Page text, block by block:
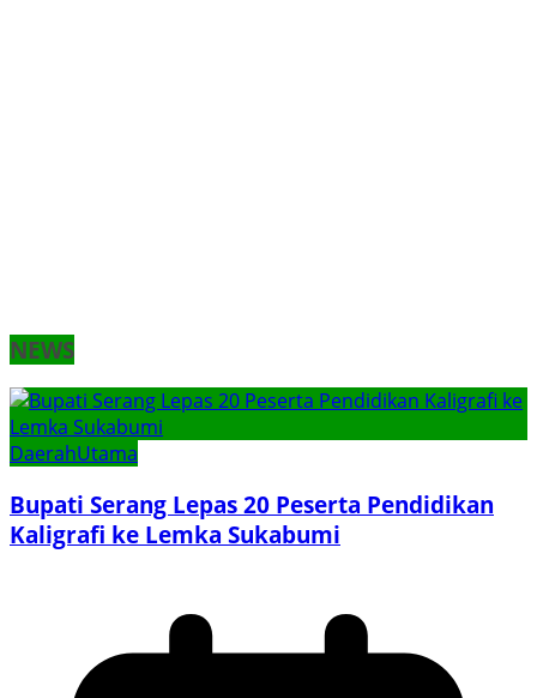
NEWS
DaerahUtama
Bupati Serang Lepas 20 Peserta Pendidikan
Kaligrafi ke Lemka Sukabumi